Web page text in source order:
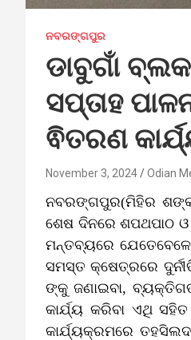
ନବରଙ୍ଗପୁର
ଡାବୁଗାଁ
ସପ୍ତାହ
ଵିତରଣ
November 3, 2024 Odian
ନବରଙ୍ଗପୁର(ମିହିର ଶଙ୍କର
ଶେଷ ଦିନରେ ଶପଥପାଠ
ମନ୍ତବ୍ୟରେ
ସମସ୍ତ କ୍ଷେତ୍ରରେ
ଙ୍କୁ ଜଣାଇବା,
କାର୍ଯ୍ୟ କରିବା ଏଥି
କାର୍ଯ୍ୟକ୍ରମରେ